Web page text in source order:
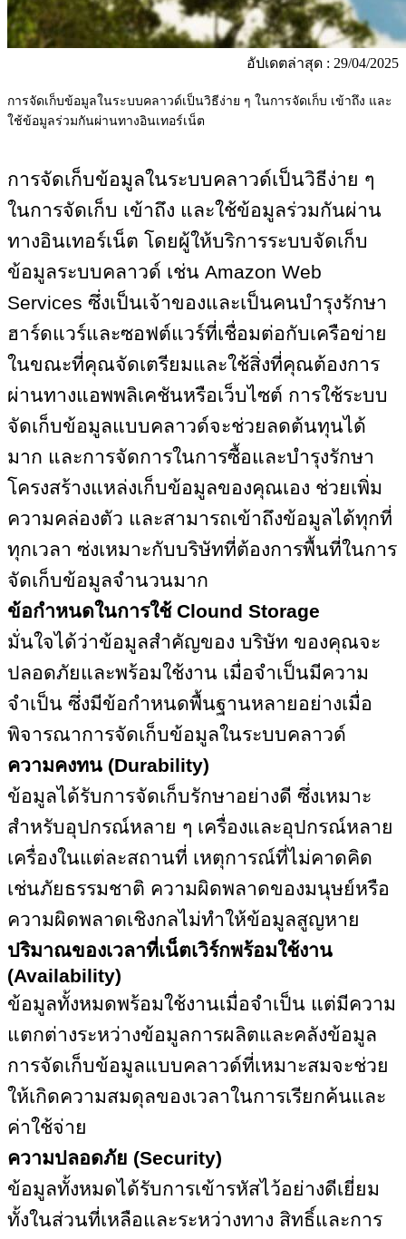
อัปเดตล่าสุด : 29/04/2025
การจัดเก็บข้อมูลในระบบคลาวด์เป็นวิธีง่าย ๆ ในการจัดเก็บ เข้าถึง และ
ใช้ข้อมูลร่วมกันผ่านทางอินเทอร์เน็ต
การจัดเก็บข้อมูลในระบบคลาวด์เป็นวิธีง่าย ๆ
ในการจัดเก็บ เข้าถึง และใช้ข้อมูลร่วมกันผ่าน
ทางอินเทอร์เน็ต โดยผู้ให้บริการระบบจัดเก็บ
ข้อมูลระบบคลาวด์ เช่น Amazon Web
Services ซึ่งเป็นเจ้าของและเป็นคนบำรุงรักษา
ฮาร์ดแวร์และซอฟต์แวร์ที่เชื่อมต่อกับเครือข่าย
ในขณะที่คุณจัดเตรียมและใช้สิ่งที่คุณต้องการ
ผ่านทางแอพพลิเคชันหรือเว็บไซต์ การใช้ระบบ
จัดเก็บข้อมูลแบบคลาวด์จะช่วยลดต้นทุนได้
มาก และการจัดการในการซื้อและบำรุงรักษา
โครงสร้างแหล่งเก็บข้อมูลของคุณเอง ช่วยเพิ่ม
ความคล่องตัว และสามารถเข้าถึงข้อมูลได้ทุกที่
ทุกเวลา ซ่งเหมาะกับบริษัทที่ต้องการพื้นที่ในการ
จัดเก็บข้อมูลจำนวนมาก
ข้อกำหนดในการใช้ Clound Storage
มั่นใจได้ว่าข้อมูลสำคัญของ บริษัท ของคุณจะ
ปลอดภัยและพร้อมใช้งาน เมื่อจำเป็นมีความ
จำเป็น ซึ่งมีข้อกำหนดพื้นฐานหลายอย่างเมื่อ
พิจารณาการจัดเก็บข้อมูลในระบบคลาวด์
ความคงทน (Durability)
ข้อมูลได้รับการจัดเก็บรักษาอย่างดี ซึ่งเหมาะ
สำหรับอุปกรณ์หลาย ๆ เครื่องและอุปกรณ์หลาย
เครื่องในแต่ละสถานที่ เหตุการณ์ที่ไม่คาดคิด
เช่นภัยธรรมชาติ ความผิดพลาดของมนุษย์หรือ
ความผิดพลาดเชิงกลไม่ทำให้ข้อมูลสูญหาย
ปริมาณของเวลาที่เน็ตเวิร์กพร้อมใช้งาน
(Availability)
ข้อมูลทั้งหมดพร้อมใช้งานเมื่อจำเป็น แต่มีความ
แตกต่างระหว่างข้อมูลการผลิตและคลังข้อมูล
การจัดเก็บข้อมูลแบบคลาวด์ที่เหมาะสมจะช่วย
ให้เกิดความสมดุลของเวลาในการเรียกค้นและ
ค่าใช้จ่าย
ความปลอดภัย (Security)
ข้อมูลทั้งหมดได้รับการเข้ารหัสไว้อย่างดีเยี่ยม
ทั้งในส่วนที่เหลือและระหว่างทาง สิทธิ์และการ